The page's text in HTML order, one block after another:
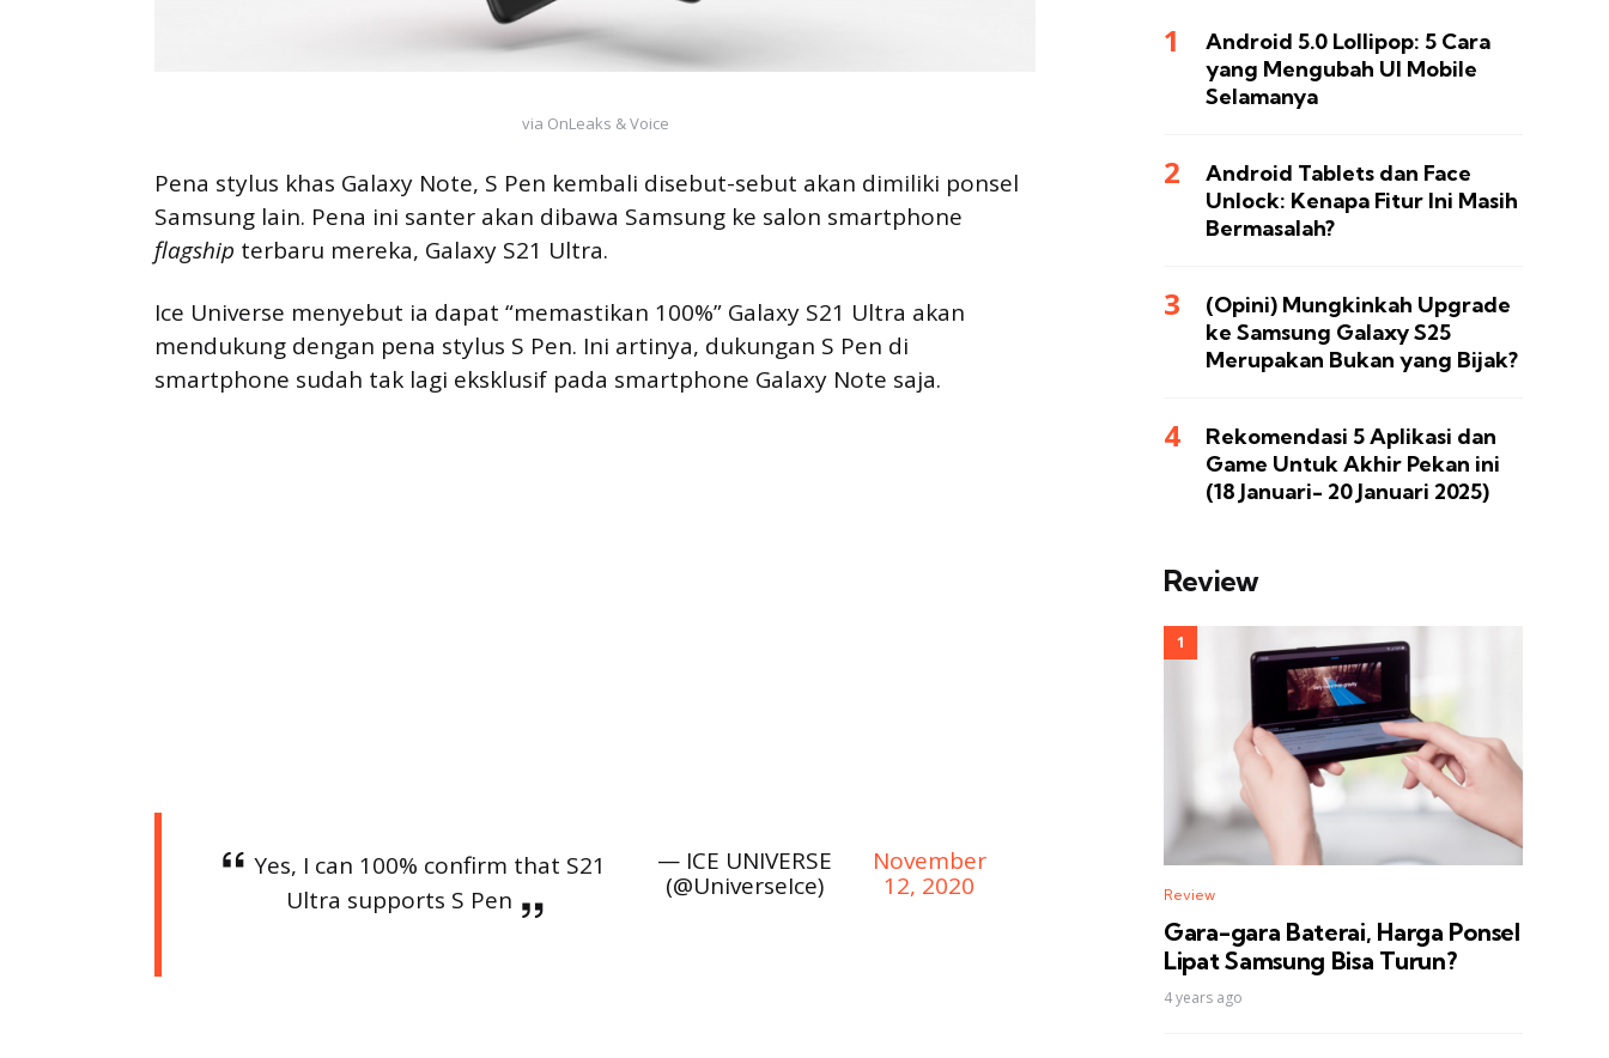
via OnLeaks & Voice
Pena stylus khas Galaxy Note, S Pen kembali disebut-sebut akan dimiliki ponsel
Samsung lain. Pena ini santer akan dibawa Samsung ke salon smartphone
flagship terbaru mereka, Galaxy S21 Ultra.
Ice Universe menyebut ia dapat “memastikan 100%” Galaxy S21 Ultra akan
mendukung dengan pena stylus S Pen. Ini artinya, dukungan S Pen di
smartphone sudah tak lagi eksklusif pada smartphone Galaxy Note saja.
Yes, I can 100% confirm that S21
Ultra supports S Pen
— ICE UNIVERSE
(@UniverseIce)
November
12, 2020
Android 5.0 Lollipop: 5 Cara
yang Mengubah UI Mobile
Selamanya
Android Tablets dan Face
Unlock: Kenapa Fitur Ini Masih
Bermasalah?
(Opini) Mungkinkah Upgrade
ke Samsung Galaxy S25
Merupakan Bukan yang Bijak?
Rekomendasi 5 Aplikasi dan
Game Untuk Akhir Pekan ini
(18 Januari- 20 Januari 2025)
Review
Review
Gara-gara Baterai, Harga Ponsel
Lipat Samsung Bisa Turun?
4 years ago